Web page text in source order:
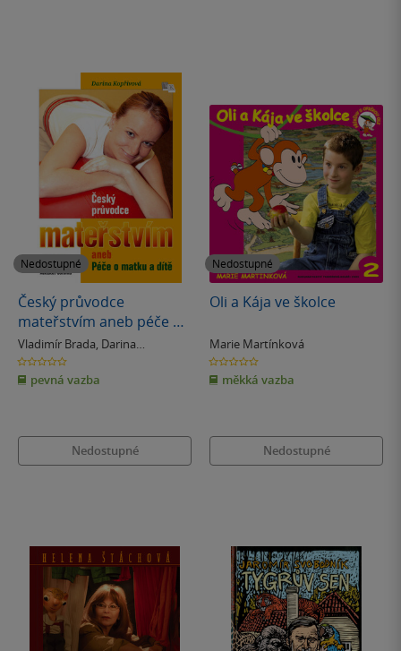
Nedostupné
Český průvodce
mateřstvím aneb péče o
matku a dítě
Vladimír Brada, Darina
Kopřivová
0.0
z
5
hvězdiček
pevná vazba
Nedostupné
Nedostupné
Oli a Kája ve školce
Marie Martínková
0.0
z
5
hvězdiček
měkká vazba
Nedostupné